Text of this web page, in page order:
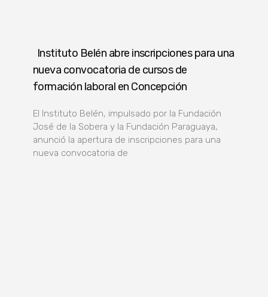
Instituto Belén abre inscripciones para una
nueva convocatoria de cursos de
formación laboral en Concepción
El Instituto Belén, impulsado por la Fundación
José de la Sobera y la Fundación Paraguaya,
anunció la apertura de inscripciones para una
nueva convocatoria de